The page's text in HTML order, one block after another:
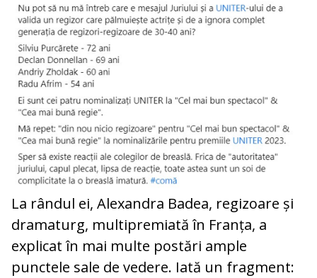
La rândul ei, Alexandra Badea, regizoare și
dramaturg, multipremiată în Franța, a
explicat în mai multe postări ample
punctele sale de vedere. Iată un fragment: